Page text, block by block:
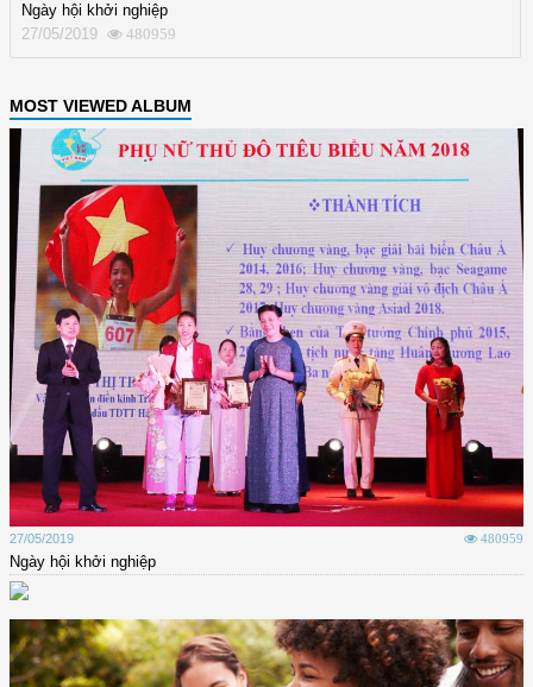
Ngày hội khởi nghiệp
27/05/2019
480959
MOST VIEWED ALBUM
27/05/2019 480959
Ngày hội khởi nghiệp